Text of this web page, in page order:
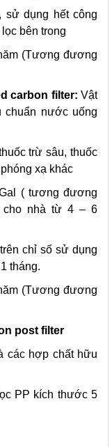
sử dụng hết công
bên trong
(Tương đương
carbon filter: Vật
chuẩn nước uống
trừ sâu, thuốc
xạ khác
( tương đương
cho nhà từ 4 – 6
chỉ số sử dụng
tháng.
(Tương đương
post filter
các hợp chất hữu
PP kích thước 5